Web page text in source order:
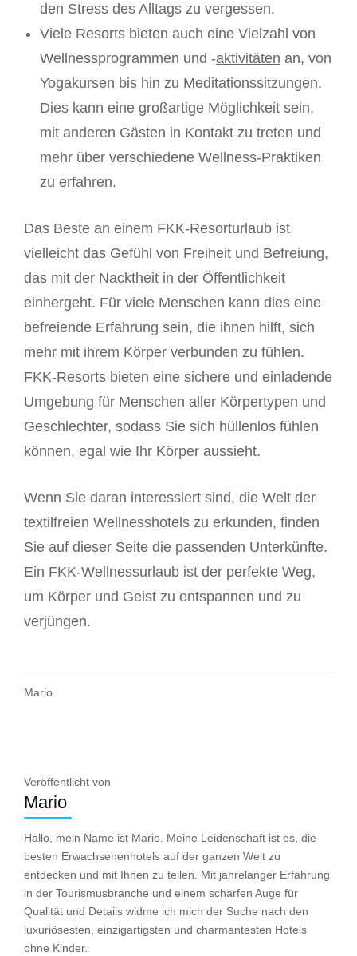
den Stress des Alltags zu vergessen.
Viele Resorts bieten auch eine Vielzahl von
Wellnessprogrammen und -aktivitäten an, von
Yogakursen bis hin zu Meditationssitzungen.
Dies kann eine großartige Möglichkeit sein,
mit anderen Gästen in Kontakt zu treten und
mehr über verschiedene Wellness-Praktiken
zu erfahren.
Das Beste an einem FKK-Resorturlaub ist
vielleicht das Gefühl von Freiheit und Befreiung,
das mit der Nacktheit in der Öffentlichkeit
einhergeht. Für viele Menschen kann dies eine
befreiende Erfahrung sein, die ihnen hilft, sich
mehr mit ihrem Körper verbunden zu fühlen.
FKK-Resorts bieten eine sichere und einladende
Umgebung für Menschen aller Körpertypen und
Geschlechter, sodass Sie sich hüllenlos fühlen
können, egal wie Ihr Körper aussieht.
Wenn Sie daran interessiert sind, die Welt der
textilfreien Wellnesshotels zu erkunden, finden
Sie auf dieser Seite die passenden Unterkünfte.
Ein FKK-Wellnessurlaub ist der perfekte Weg,
um Körper und Geist zu entspannen und zu
verjüngen.
Mario
Veröffentlicht von
Mario
Hallo, mein Name ist Mario. Meine Leidenschaft ist es, die
besten Erwachsenenhotels auf der ganzen Welt zu
entdecken und mit Ihnen zu teilen. Mit jahrelanger Erfahrung
in der Tourismusbranche und einem scharfen Auge für
Qualität und Details widme ich mich der Suche nach den
luxuriösesten, einzigartigsten und charmantesten Hotels
ohne Kinder.